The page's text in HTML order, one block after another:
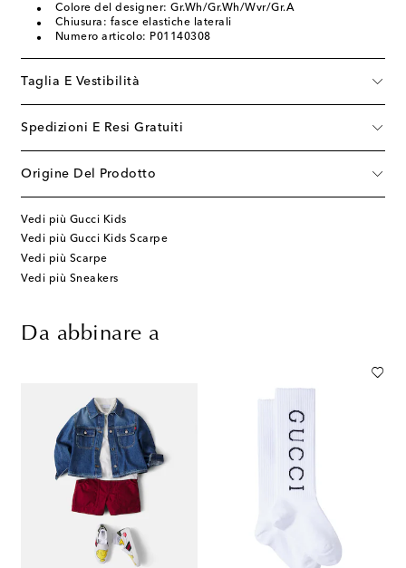
Colore del designer: Gr.Wh/Gr.Wh/Wvr/Gr.A
Chiusura: fasce elastiche laterali
Numero articolo: P01140308
Taglia E Vestibilità
Spedizioni E Resi Gratuiti
Origine Del Prodotto
Vedi più Gucci Kids
Vedi più Gucci Kids Scarpe
Vedi più Scarpe
Vedi più Sneakers
Da abbinare a